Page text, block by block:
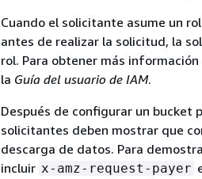
Cuando el solicitante asume un
antes de realizar la solicitud, la
rol. Para obtener más
la Guía del usuario de IAM.
Después de configurar un bucket
solicitantes deben mostrar que
descarga de datos. Para
incluir x-amz-request-payer